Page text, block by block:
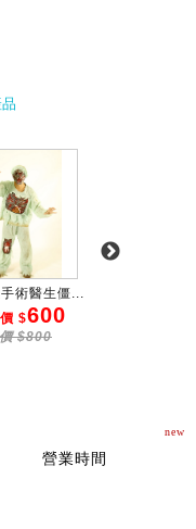
術醫生僵...
$600
$800
new
營業時間